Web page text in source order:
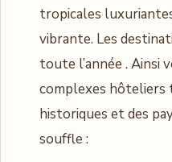
tropicales
vibrante. Les
toute l’année . Ainsi
complexes hôteliers
historiques et des
souffle :